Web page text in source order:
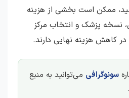
ممکن است بخشی از هزینه
نسخه پزشک و انتخاب مرکز
کاهش هزینه نهایی دارند.
سونوگرافی می‌توانید به منبع